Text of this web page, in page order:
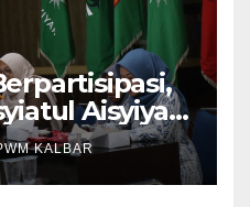
Aisyiyah
Program
KALBAR